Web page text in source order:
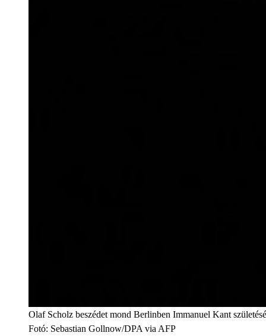
Olaf Scholz beszédet mond Berlinben Immanuel Kant
Fotó: Sebastian Gollnow/DPA via AFP